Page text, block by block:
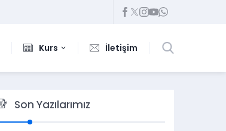
Kurs İletişim
Son Yazılarımız